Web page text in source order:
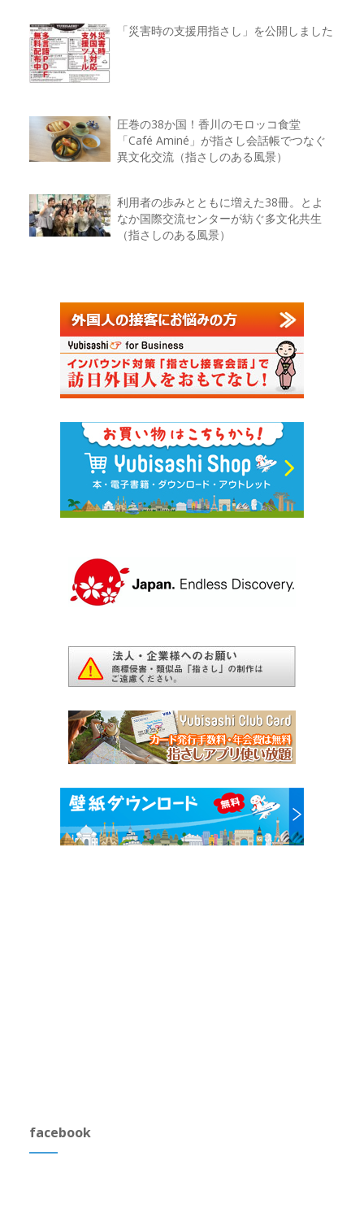
「災害時の支援用指さし」を公開しました
圧巻の38か国！香川のモロッコ食堂
「Café Aminé」が指さし会話帳でつなぐ
異文化交流（指さしのある風景）
利用者の歩みとともに増えた38冊。とよ
なか国際交流センターが紡ぐ多文化共生
（指さしのある風景）
facebook